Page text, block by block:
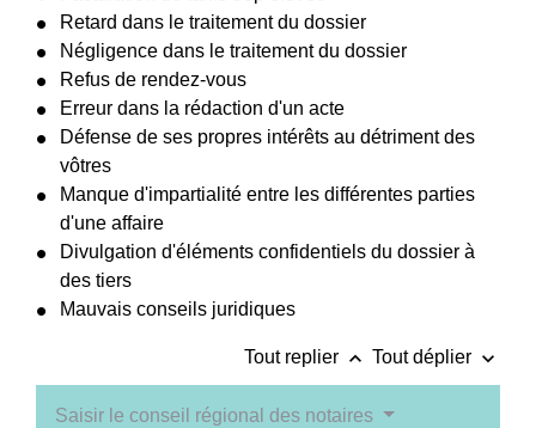
Retard dans le traitement du dossier
Négligence dans le traitement du dossier
Refus de rendez-vous
Erreur dans la rédaction d'un acte
Défense de ses propres intérêts au détriment des
vôtres
Manque d'impartialité entre les différentes parties
d'une affaire
Divulgation d'éléments confidentiels du dossier à
des tiers
Mauvais conseils juridiques
Tout replier keyboard_arrow_up Tout déplier keyboard_arrow_down
Saisir le conseil régional des notaires